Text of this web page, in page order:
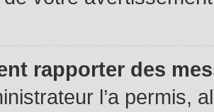
rapporter des
l’a permis,